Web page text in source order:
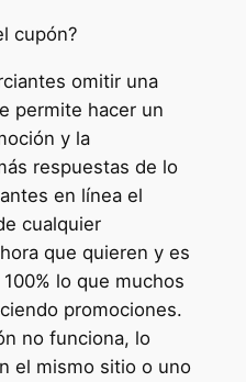
cupón?
omitir una
permite hacer un
y la
respuestas de lo
en línea el
cualquier
que quieren y es
lo que muchos
promociones.
no funciona, lo
el mismo sitio o uno